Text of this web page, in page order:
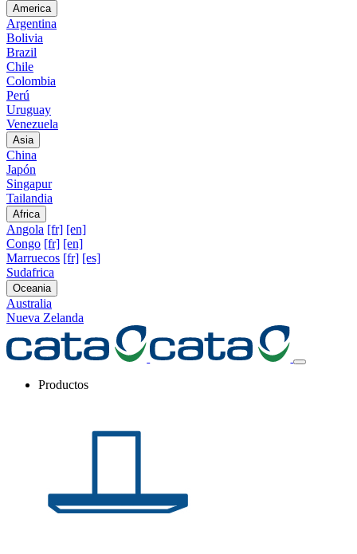
America
Argentina
Bolivia
Brazil
Chile
Colombia
Perú
Uruguay
Venezuela
Asia
China
Japón
Singapur
Tailandia
Africa
Angola [fr] [en]
Congo [fr] [en]
Marruecos [fr] [es]
Sudafrica
Oceania
Australia
Nueva Zelanda
Productos